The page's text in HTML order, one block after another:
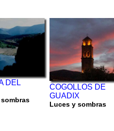
DEL
COGOLLOS DE
GUADIX
Luces y sombras